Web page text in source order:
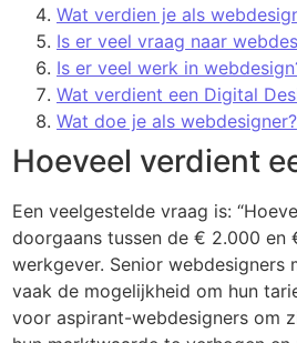
Wat verdien je als
Is er veel vraag naar
Is er veel werk in
Wat verdient een Digital
Wat doe je als webdesigner?
Hoeveel verdient
Een veelgestelde vraag is:
doorgaans tussen de € 2.000 en
werkgever. Senior webdesigners
vaak de mogelijkheid om hun
voor aspirant-webdesigners om